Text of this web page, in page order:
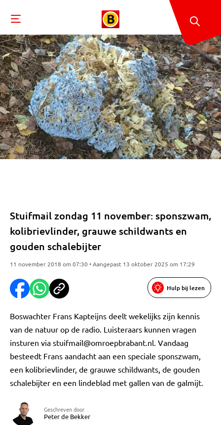
Stuifmail zondag 11 november: sponszwam,
kolibrievlinder, grauwe schildwants en
gouden schalebijter
11 november 2018 om 07:30 • Aangepast 13 oktober 2025 om 17:29
Hulp bij lezen
Boswachter Frans Kapteijns deelt wekelijks zijn kennis
van de natuur op de radio. Luisteraars kunnen vragen
insturen via stuifmail@omroepbrabant.nl. Vandaag
besteedt Frans aandacht aan een speciale sponszwam,
een kolibrievlinder, de grauwe schildwants, de gouden
schalebijter en een lindeblad met gallen van de galmijt.
Geschreven door
Peter de Bekker